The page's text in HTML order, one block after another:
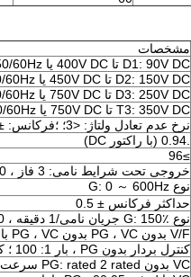
مشخصات
D1: 90V DC تا 400V DC یا 110V ± 15٪ AC ، 50/60Hz
D2: 150V DC تا 450V DC یا 220V ± 15٪ AC ، 50/60Hz
D3: 250V DC تا 750V DC یا 380V ± 15٪ AC ، 50/60Hz
T3: 350V DC تا 750V DC یا 380V ± 15٪ AC ، 50/60Hz
نرخ عدم تعادل ولتاژ: <3؛ ؛فرکانس: ± 5؛ ؛نرخ انحراف: مطابق IEC61800-2 مورد نیاز است
≥96
خروجی تحت شرایط نامی: 3 فاز ، 0 voltage ولتاژ ورودی ، عدم دقت <5
نوع G: 0 ～ 600Hz
حداکثر فرکانس ± 0.5
نوع G: 150٪ جریان نامی/1 دقیقه ، 180٪ جریان نامی/10 ثانیه ، 200٪ جریان نامی/0.5 ثانیه
V/F بدون PG ، VC بدون PG ، VC با PG
کنترل بردار بدون PG ، بار 1: 100 ؛ کنترل بردار با PG ، بار نامی 1: 1000 ؛
VC بدون PG: rated 2 rated سرعت هماهنگ شده